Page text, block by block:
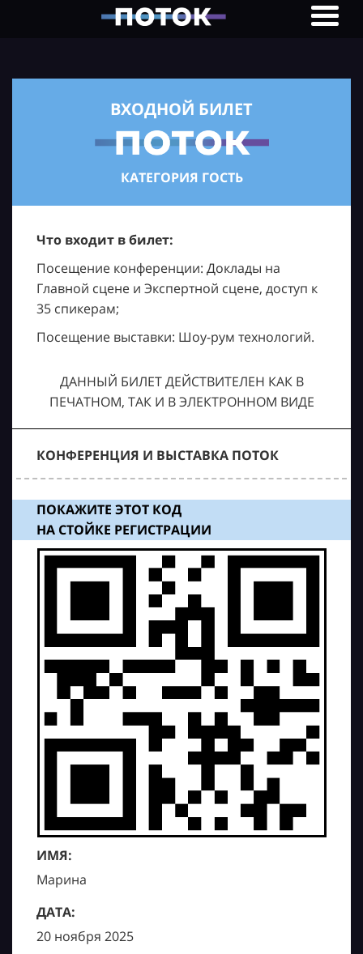
ВХОДНОЙ БИЛЕТ
КАТЕГОРИЯ ГОСТЬ
Что входит в билет:
Посещение конференции: Доклады на
Главной сцене и Экспертной сцене, доступ к
35 спикерам;
Посещение выставки: Шоу-рум технологий.
ДАННЫЙ БИЛЕТ ДЕЙСТВИТЕЛЕН КАК В
ПЕЧАТНОМ, ТАК И В ЭЛЕКТРОННОМ ВИДЕ
КОНФЕРЕНЦИЯ И ВЫСТАВКА ПОТОК
ПОКАЖИТЕ ЭТОТ КОД
НА СТОЙКЕ РЕГИСТРАЦИИ
ИМЯ:
Марина
ДАТА:
20 ноября 2025